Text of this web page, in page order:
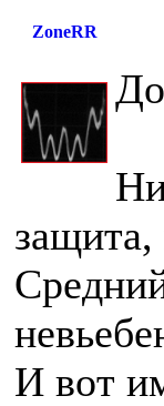
ZoneRR
защита,
И вот